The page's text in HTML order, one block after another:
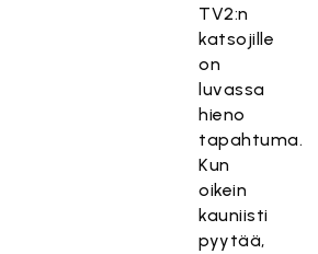
TV2:n
katsojille
on
luvassa
hieno
tapahtuma.
Kun
oikein
kauniisti
pyytää,